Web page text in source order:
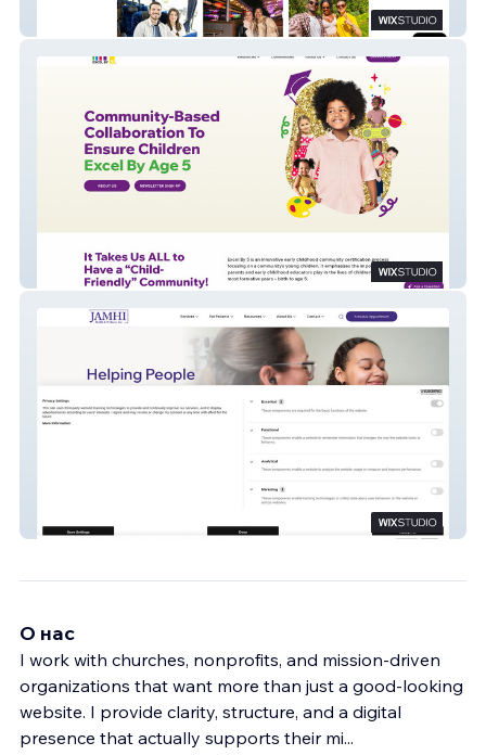
Why Not Hitch
Excel By 5
JAMHI
О нас
I work with churches, nonprofits, and mission-driven
organizations that want more than just a good-looking
website. I provide clarity, structure, and a digital
presence that actually supports their mi...